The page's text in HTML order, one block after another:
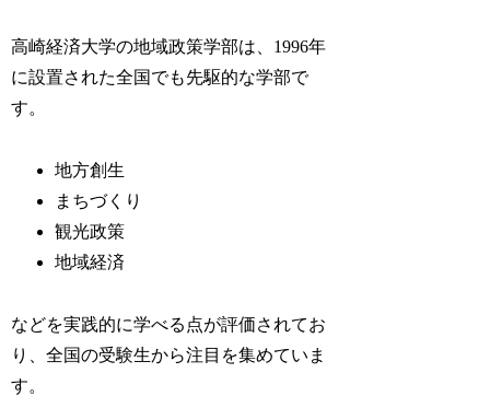
高崎経済大学の地域政策学部は、1996年
に設置された全国でも先駆的な学部で
す。
地方創生
まちづくり
観光政策
地域経済
などを実践的に学べる点が評価されてお
り、全国の受験生から注目を集めていま
す。